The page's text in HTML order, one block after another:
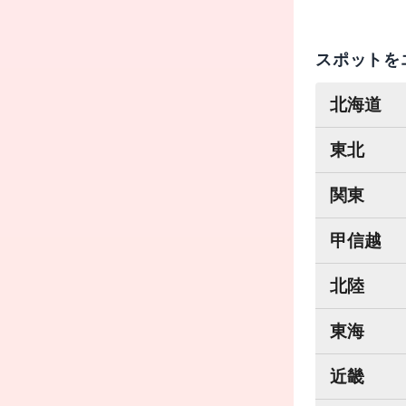
スポット
北海道
東北
関東
甲信越
北陸
東海
近畿